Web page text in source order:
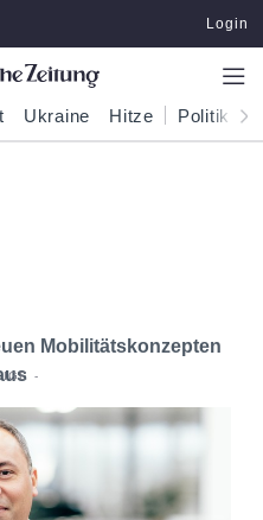
Login
Ukraine Hitze Politik
Mobilitätskonzepten